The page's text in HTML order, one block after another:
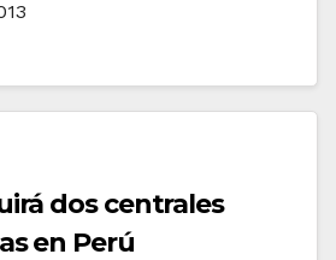
dos centrales
en Perú